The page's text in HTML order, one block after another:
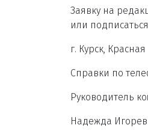
Заявку на
или
г. Курск,
Справки по
Руководитель
Надежда